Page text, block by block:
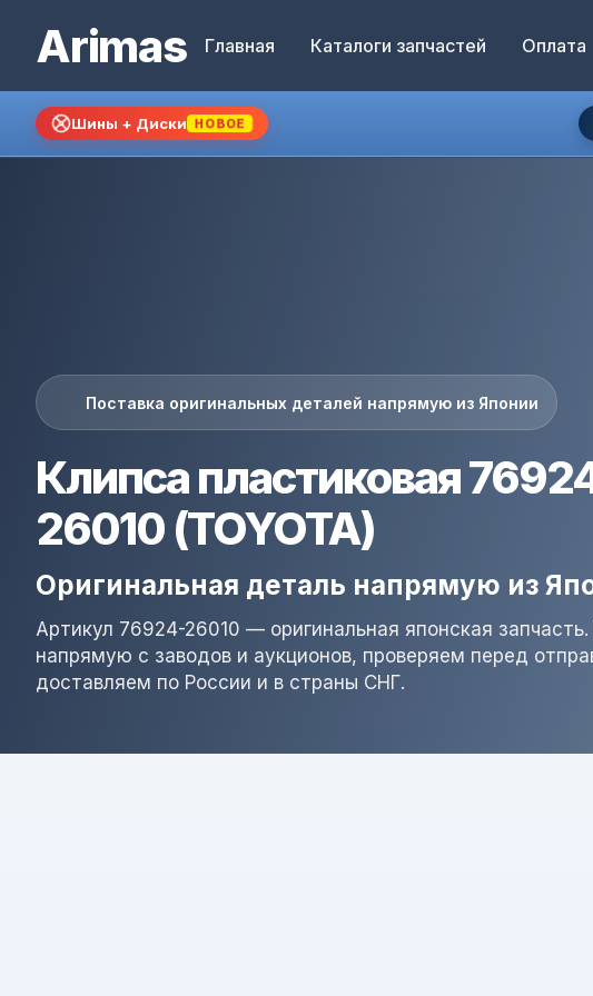
Arimas Главная Каталоги запчастей Оплата
Шины + Диски НОВОЕ
Поставка оригинальных деталей напрямую из Японии
Клипса пластиковая
26010 (TOYOTA)
Оригинальная деталь напрямую из
Артикул 76924-26010 — оригинальная японская
напрямую с заводов и аукционов, проверяем перед
доставляем по России и в страны СНГ.